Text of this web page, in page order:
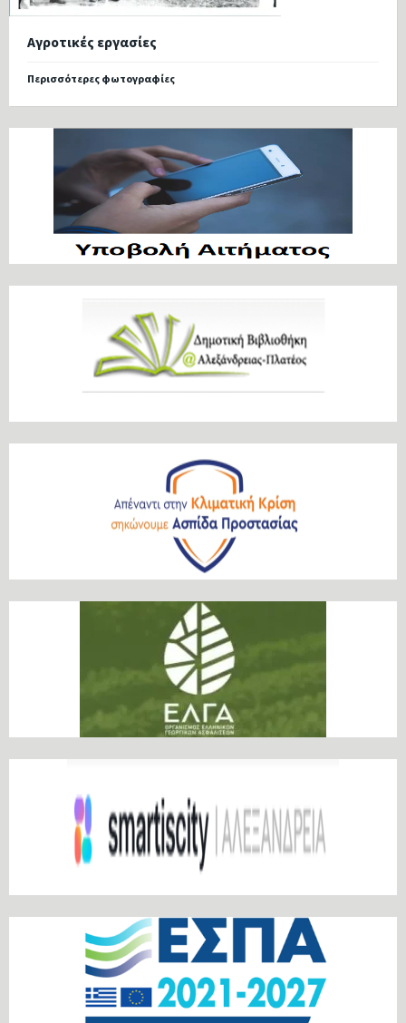
Αγροτικές εργασίες
Περισσότερες φωτογραφίες